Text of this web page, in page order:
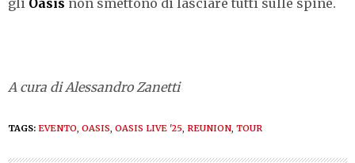
gli Oasis non smettono di lasciare tutti sulle spine.
A cura di Alessandro Zanetti
TAGS: EVENTO, OASIS, OASIS LIVE '25, REUNION, TOUR